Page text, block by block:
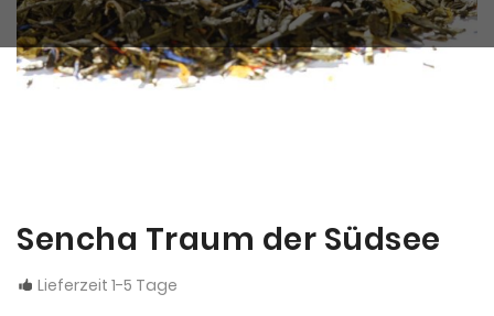
Sencha Traum der Südsee
Lieferzeit 1-5 Tage